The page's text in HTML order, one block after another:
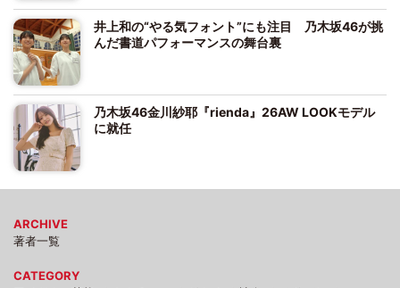
井上和の“やる気フォント”にも注目 乃木坂46が挑
んだ書道パフォーマンスの舞台裏
乃木坂46金川紗耶『rienda』26AW LOOKモデル
に就任
ARCHIVE
著者一覧
CATEGORY